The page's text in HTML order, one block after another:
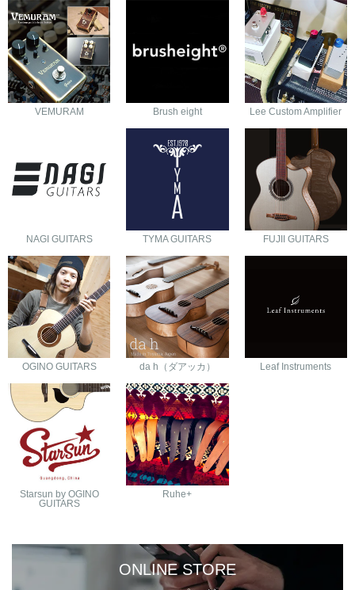
VEMURAM Brush eight Lee Custom Amplifier
NAGI GUITARS TYMA GUITARS FUJII GUITARS
OGINO GUITARS da h（ダアッカ） Leaf Instruments
Starsun by OGINO
GUITARS
Ruhe+
ONLINE STORE